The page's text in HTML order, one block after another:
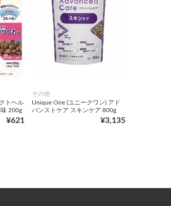
トヘル
200g
¥621
その他
Unique One (ユニークワン) アド
バンストケア スキンケア 800g
¥3,135